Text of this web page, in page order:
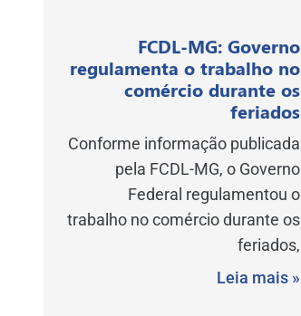
FCDL-MG: Governo
regulamenta o trabalho no
comércio durante os
feriados
Conforme informação publicada
pela FCDL-MG, o Governo
Federal regulamentou o
trabalho no comércio durante os
feriados,
Leia mais »